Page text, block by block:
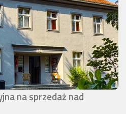
na sprzedaż nad